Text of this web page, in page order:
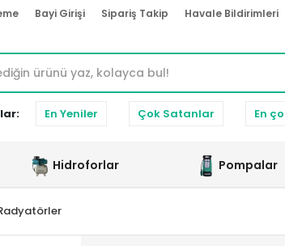
Bayi Girişi Sipariş Takip Havale Bildirimleri
En Yeniler Çok Satanlar En
Hidroforlar Pompalar